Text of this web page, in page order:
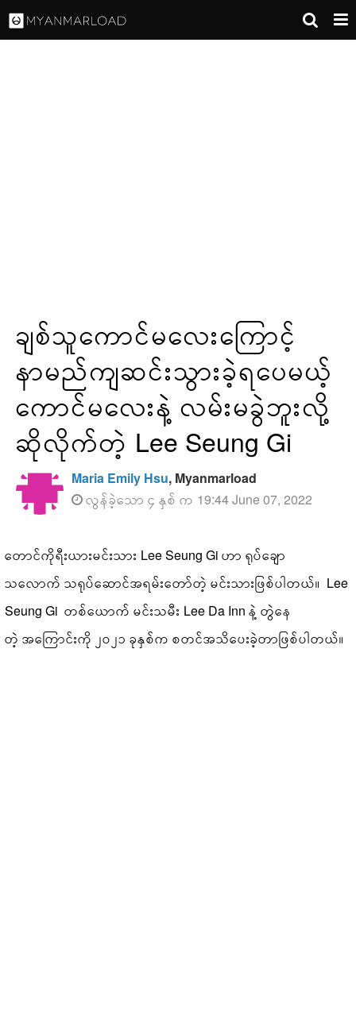
ချစ်သူကောင်မလေးကြောင့်
နာမည်ကျဆင်းသွားခဲ့ရပေမယ့်
ကောင်မလေးနဲ့ လမ်းမခွဲဘူးလို့
ဆိုလိုက်တဲ့ Lee Seung Gi
Maria Emily Hsu, Myanmarload
လွန်ခဲ့သော ၄ နှစ် က 19:44 June 07, 2022
တောင်ကိုရီးယားမင်းသား Lee Seung Gi ဟာ ရုပ်ချော
သလောက် သရုပ်ဆောင်အရမ်းတော်တဲ့ မင်းသားဖြစ်ပါတယ်။ Lee
Seung Gi တစ်ယောက် မင်းသမီး Lee Da Inn နဲ့ တွဲနေ
တဲ့ အကြောင်းကို ၂၀၂၁ ခုနှစ်က စတင်အသိပေးခဲ့တာဖြစ်ပါတယ်။